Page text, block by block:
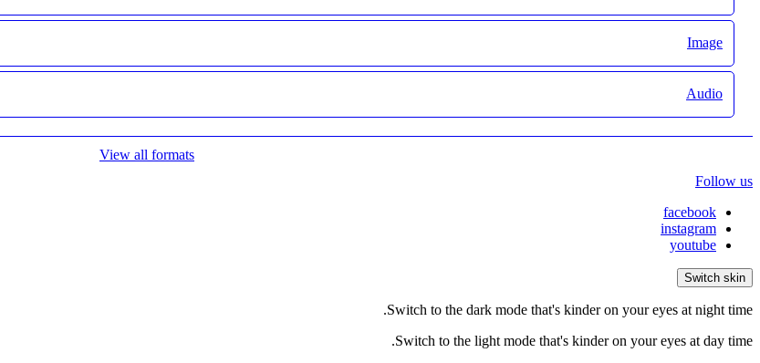
Image
Audio
View all formats
Follow us
facebook
instagram
youtube
Switch skin
Switch to the dark mode that's kinder on your eyes at night time.
Switch to the light mode that's kinder on your eyes at day time.